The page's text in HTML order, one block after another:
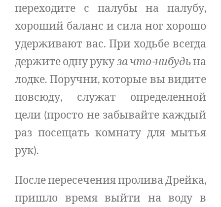
переходите с палубы на палубу,
хороший баланс и сила ног хорошо
удерживают вас. При ходьбе всегда
держите одну рукуза что-нибудьна
лодке. Поручни, которые вы видите
повсюду, служат определенной
цели (просто не забывайте каждый
раз посещать комнату ​​для мытья
рук).
После пересечения пролива Дрейка,
пришло время выйти на воду в